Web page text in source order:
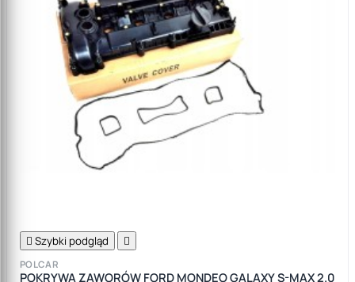
 Szybki podgląd 
POLCAR
POKRYWA ZAWORÓW FORD MONDEO GALAXY S-MAX 2.0